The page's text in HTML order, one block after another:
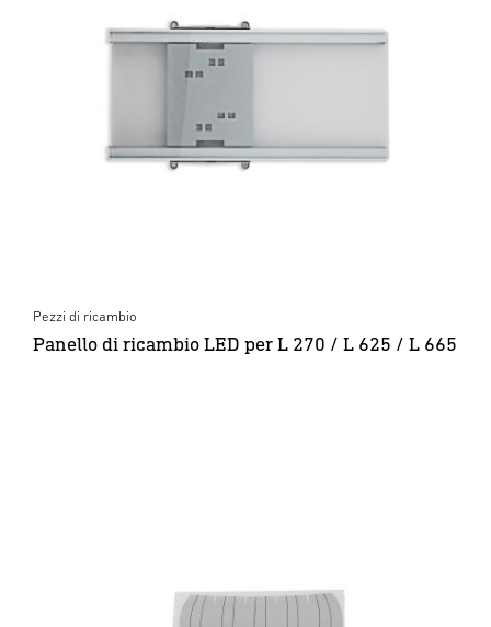
Pezzi di ricambio
Panello di ricambio LED per L 270 / L 625 / L 665